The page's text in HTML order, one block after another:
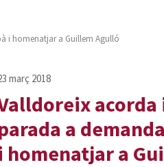
i homenatjar a Guillem Agulló
a
homenatjar a